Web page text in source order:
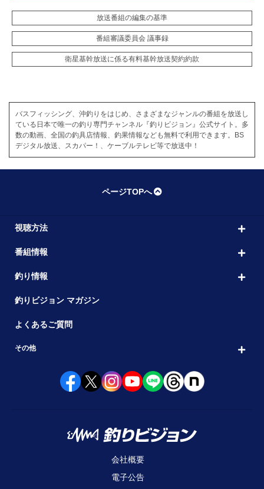
放送番組の編集の基準
番組審議委員会 議事録
衛星基幹放送に係る有料基幹放送契約約款
バスフィッシング、沖釣りをはじめ、さまざまなジャンルの番組を放送し
ている日本で唯一の釣り専門チャンネル『釣りビジョン』公式サイト。多
数の動画、全国の釣具店情報、釣果情報なども無料で利用できます。BS
デジタル放送、スカパー！、ケーブルテレビ等で放送中！
ページTOPへ
視聴方法
番組情報
釣り情報
釣りビジョン マガジン
よくあるご質問
その他
会社概要
電子公告